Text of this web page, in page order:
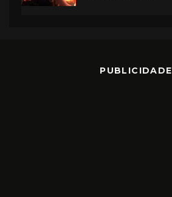
PUBLICIDADE